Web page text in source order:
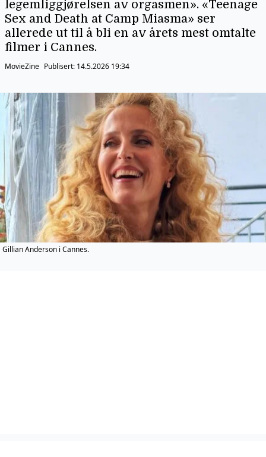
legemliggjørelsen av orgasmen». «Teenage
Sex and Death at Camp Miasma» ser
allerede ut til å bli en av årets mest omtalte
filmer i Cannes.
MovieZine Publisert: 14.5.2026 19:34
Gillian Anderson i Cannes.